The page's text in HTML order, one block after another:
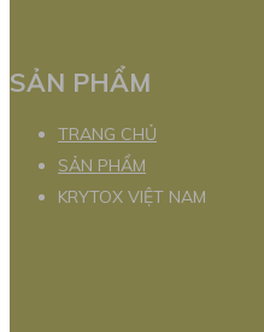
SẢN PHẨM
TRANG CHỦ
SẢN PHẨM
KRYTOX VIỆT NAM